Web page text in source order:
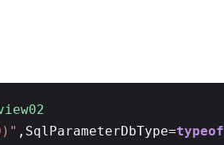
,SqlParameterDbType=typeof